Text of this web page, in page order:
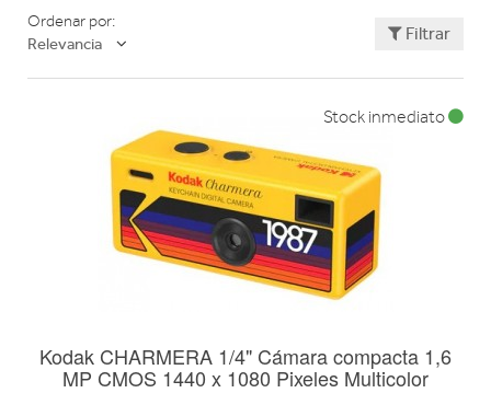
Ordenar por:
Relevancia
Filtrar
Kodak CHARMERA 1/4" Cámara compacta 1,6
MP CMOS 1440 x 1080 Pixeles Multicolor
Stock inmediato